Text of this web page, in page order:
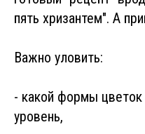
пять хризантем". А
Важно уловить:
- какой формы
уровень,